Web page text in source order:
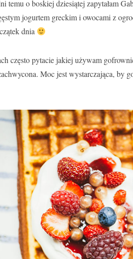
temu o boskiej dziesiątej zapytałam
jogurtem greckim i owocami z
dnia
często pytacie jakiej używam
Moc jest wystarczająca, by